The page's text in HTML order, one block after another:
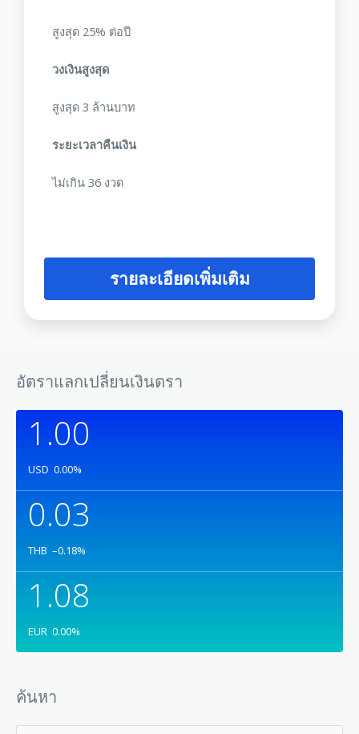
สูงสุด 25% ต่อปี
วงเงินสูงสุด
สูงสุด 3 ล้านบาท
ระยะเวลาคืนเงิน
ไม่เกิน 36 งวด
รายละเอียดเพิ่มเติม
อัตราแลกเปลี่ยนเงินตรา
1.00
USD 0.00%
0.03
THB –0.18%
1.08
EUR 0.00%
ค้นหา